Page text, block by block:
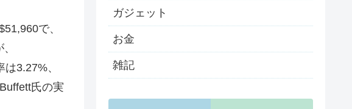
で、
3.27%、
氏の実
ガジェット
お金
雑記